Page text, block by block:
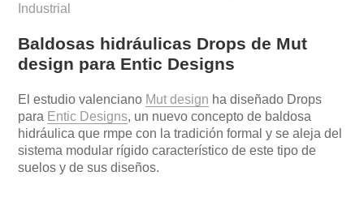
Industrial
Baldosas hidráulicas Drops de Mut
design para Entic Designs
El estudio valenciano Mut design ha diseñado Drops
para Entic Designs, un nuevo concepto de baldosa
hidráulica que rmpe con la tradición formal y se aleja del
sistema modular rígido característico de este tipo de
suelos y de sus diseños.